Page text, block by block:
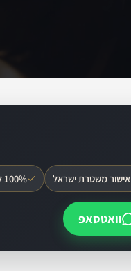
אישור משטרת ישראל 100% לקוחות מרוצים
וואטסאפ